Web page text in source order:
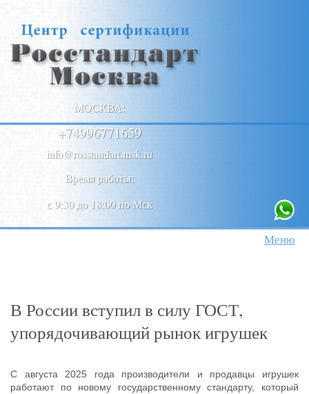
МОСКВА:
+74996771659
info@rosstandart.msk.ru
Время работы:
с 9:30 до 18:00 по Мск
Меню
В России вступил в силу ГОСТ,
упорядочивающий рынок игрушек
С августа 2025 года производители и продавцы игрушек
работают по новому государственному стандарту, который